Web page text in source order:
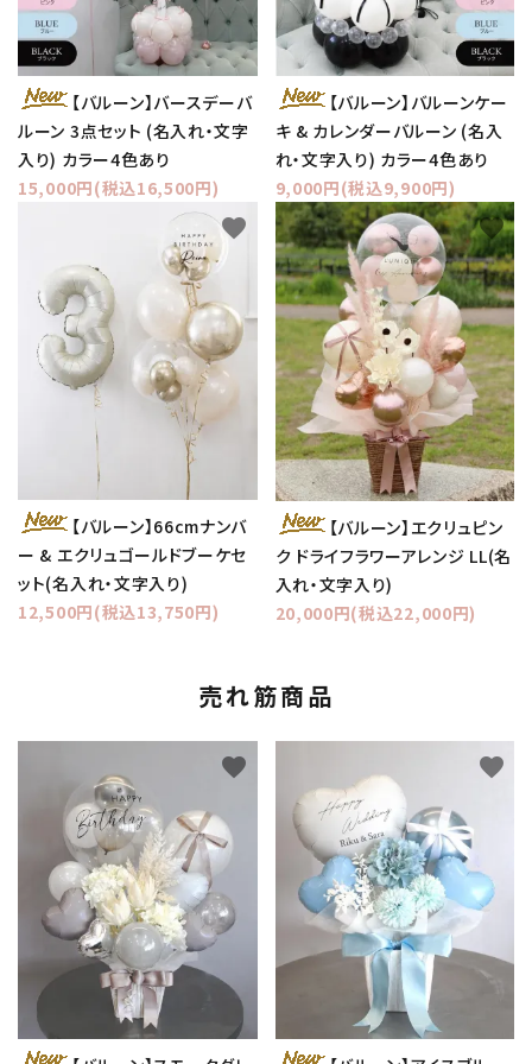
【バルーン】バースデーバ
ルーン 3点セット (名入れ・文字
入り) カラー4色あり
15,000円(税込16,500円)
【バルーン】バルーンケー
キ & カレンダーバルーン (名入
れ・文字入り) カラー4色あり
9,000円(税込9,900円)
【バルーン】66cmナンバ
ー & エクリュゴールドブーケセ
ット(名入れ・文字入り)
12,500円(税込13,750円)
favorite
【バルーン】エクリュピン
ク ドライフラワーアレンジ LL(名
入れ・文字入り)
20,000円(税込22,000円)
favorite
売れ筋商品
favorite favorite